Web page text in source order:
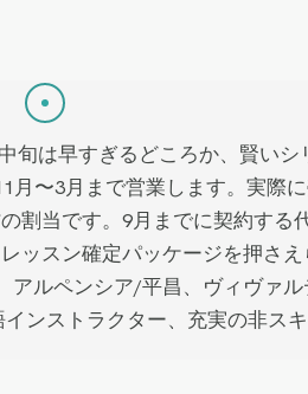
は早すぎるどころか、賢いシ
〜3月まで営業します。実際
割当です。9月までに契約す
ッスン確定パッケージを押さ
ルペンシア/平昌、ヴィヴァ
ンストラクター、充実の非ス